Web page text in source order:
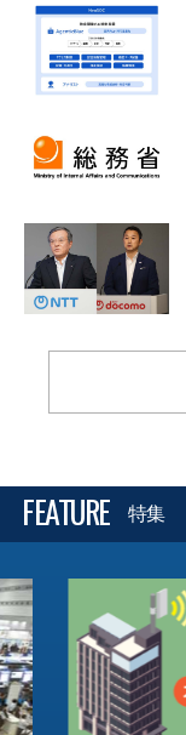
FEATURE 特集